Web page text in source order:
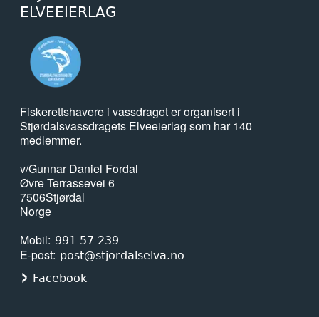
ELVEEIERLAG
Fiskerettshavere i vassdraget er organisert i
Stjørdalsvassdragets Elveeierlag som har 140
medlemmer.
v/Gunnar Daniel Fordal
Øvre Terrassevei 6
7506Stjørdal
Norge
Mobil
991 57 239
E-post post@stjordalselva.no
Facebook